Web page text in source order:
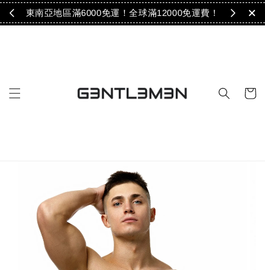
！ 東南亞地區滿6000免運！全球滿12000免運費！